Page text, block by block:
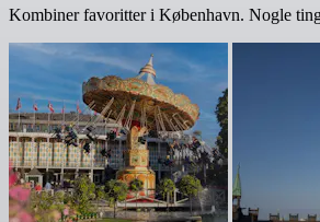
Kombiner favoritter i København. Nogle